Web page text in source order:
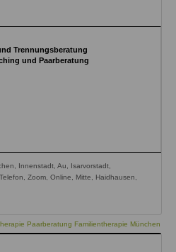
Trennungsberatung
und Paarberatung
Innenstadt, Au, Isarvorstadt,
Zoom, Online, Mitte, Haidhausen,
Paarberatung Familientherapie München